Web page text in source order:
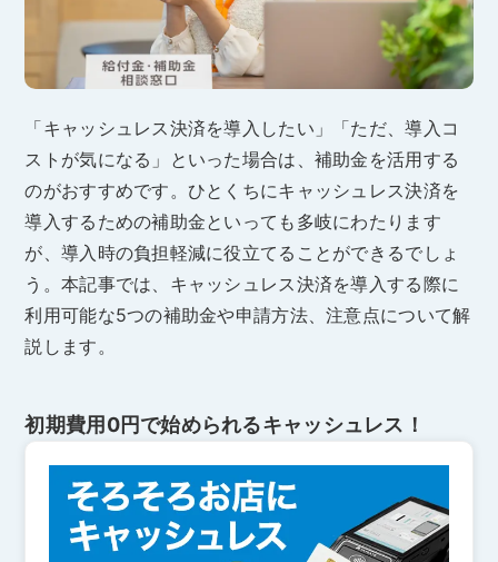
「キャッシュレス決済を導入したい」「ただ、導入コ
ストが気になる」といった場合は、補助金を活用する
のがおすすめです。ひとくちにキャッシュレス決済を
導入するための補助金といっても多岐にわたります
が、導入時の負担軽減に役立てることができるでしょ
う。本記事では、キャッシュレス決済を導入する際に
利用可能な5つの補助金や申請方法、注意点について解
説します。
初期費用0円で始められるキャッシュレス！